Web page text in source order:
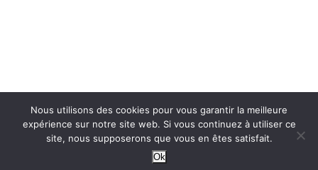
Nous utilisons des cookies pour vous garantir la meilleure
expérience sur notre site web. Si vous continuez à utiliser ce
site, nous supposerons que vous en êtes satisfait.
Ok